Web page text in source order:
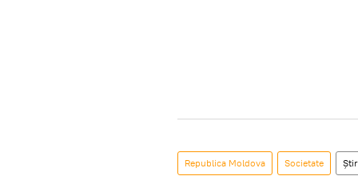
Republica Moldova Societate